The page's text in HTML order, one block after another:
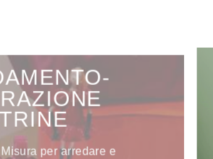
per arredare e